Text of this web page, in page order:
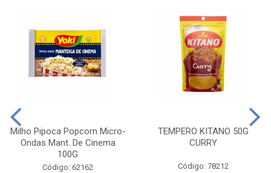
Milho Pipoca Popcorn Micro-
Ondas Mant. De Cinema
100G
Código: 62162
TEMPERO KITANO 50G
CURRY
Código: 78212